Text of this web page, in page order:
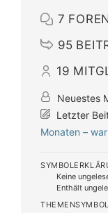
7
95
19
Neuestes
Letzter
Monaten –
Keine
Enthält